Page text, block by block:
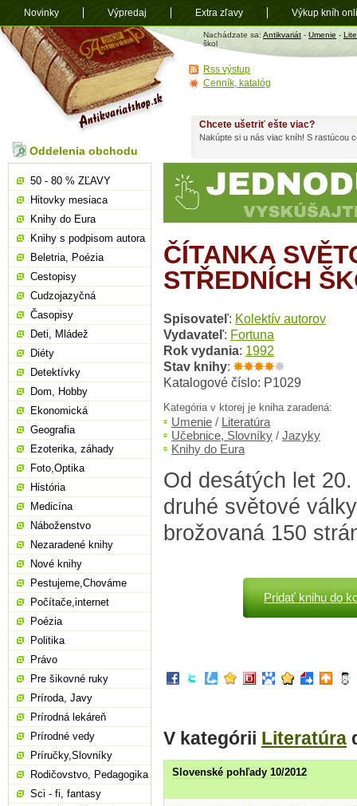
Antikvariát
shop.sk
Nachádzate sa: Antikvariát - Umenie -
škol
ČÍTANKA
STŘEDNÍCH
Spisovateľ: Kolektív autorov
Vydavateľ: Fortuna
Rok vydania: 1992
Stav knihy:
Katalogové číslo: P1029
Kategória v ktorej je kniha zaradená:
Umenie / Literatúra
Učebnice, Slovníky / Jazyky
Knihy do Eura
Od desátých let
druhé světové
brožovaná 150
Pridať knihu do
V kategórii Literatúra
Slovenské pohľady 10/2012
Chcete ušetriť ešte viac?
Nakúpte si u nás viac kníh! S rastúcou
Oddelenia obchodu
50 - 80 % ZĽAVY
Hitovky mesiaca
Knihy do Eura
Knihy s podpisom autora
Beletria, Poézia
Cestopisy
Cudzojazyčná
Časopisy
Deti, Mládež
Diéty
Detektívky
Dom, Hobby
Ekonomická
Geografia
Ezoterika, záhady
Foto,Optika
História
Medicína
Náboženstvo
Nezaradené knihy
Nové knihy
Pestujeme,Chováme
Počítače,internet
Poézia
Politika
Právo
Pre šikovné ruky
Príroda, Javy
Prírodná lekáreň
Prírodné vedy
Príručky,Slovníky
Rodičovstvo, Pedagogika
Sci - fi, fantasy
Rss výstup
Cenník, katalóg
Novinky Výpredaj Extra zľavy Výkup kníh